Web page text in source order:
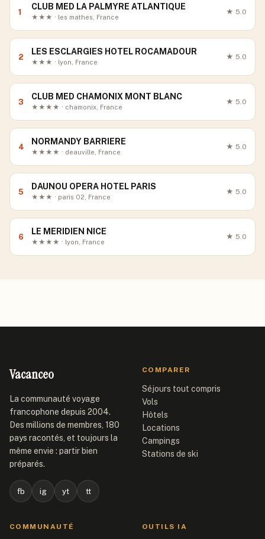
1
CLUB MED LA PALMYRE ATLANTIQUE
★★★ · les mathes, France
★ 5.0
2
LES ESCLARGIES HOTEL ROCAMADOUR
★★★ · lyon, France
★ 5.0
3
CLUB MED CHAMONIX MONT BLANC
★★★★ · chamonix, France
★ 5.0
4
NORMANDY BARRIERE
★★★★ · deauville, France
★ 5.0
5
DAUNOU OPERA HOTEL PARIS
★★★ · paris 02, France
★ 5.0
6
LE MERIDIEN NICE
★★★★ · lyon, France
★ 5.0
Vacanceo
La communauté voyage
francophone depuis 2004.
Des millions de membres, 180
pays racontés, et toujours la
même envie : partir bien
préparés.
fb ig yt tt
COMPARER
Séjours tout compris
Vols
Hôtels
Locations
Campings
Stations de ski
COMMUNAUTÉ OUTILS IA